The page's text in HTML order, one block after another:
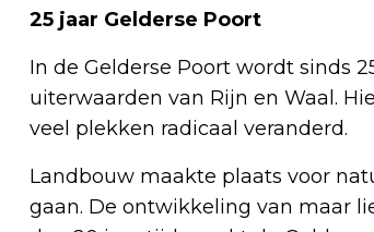
25 jaar Gelderse Poort
In de Gelderse Poort wordt sinds
uiterwaarden van Rijn en Waal.
veel plekken radicaal veranderd.
Landbouw maakte plaats voor
gaan. De ontwikkeling van maar